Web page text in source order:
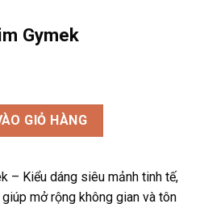
Gymek
số lượng
GIỎ HÀNG
– Kiểu dáng siêu mảnh tinh tế,
mở rộng không gian và tôn